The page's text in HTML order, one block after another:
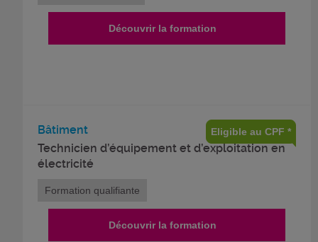
Découvrir la formation
Bâtiment
Technicien d’équipement et d’exploitation en
électricité
Eligible au CPF *
Formation qualifiante
Découvrir la formation